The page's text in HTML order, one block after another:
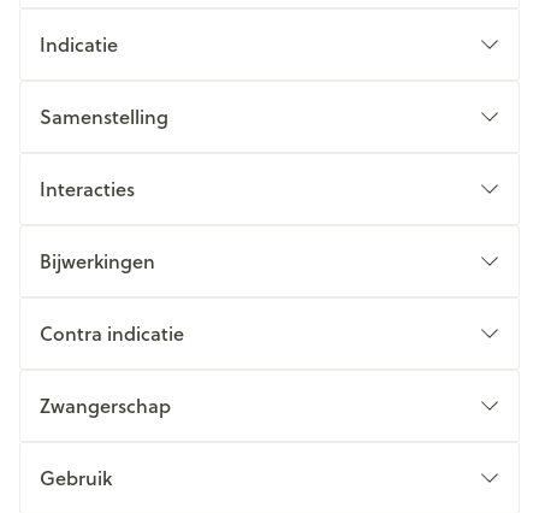
Indicatie
Samenstelling
Interacties
Bijwerkingen
Contra indicatie
Zwangerschap
Gebruik